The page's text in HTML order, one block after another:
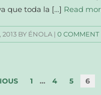
que toda la […] Read
2013 BY ÉNOLA | 0 COMMENT
1 … 4 5 6